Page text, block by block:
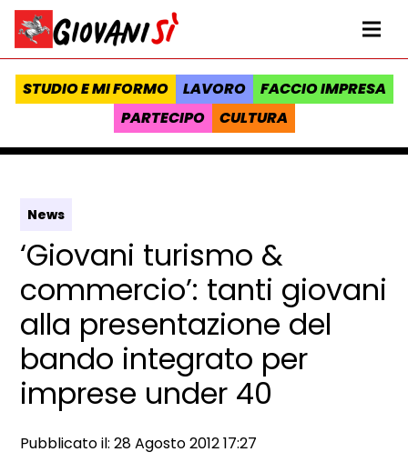
Vai al contenuto
Homepage Giovanisì - Progetto della Regione Toscana
STUDIO E MI FORMO LAVORO
FACCIO IMPRESA
PARTECIPO
CULTURA
News
‘Giovani turismo &
commercio’: tanti giovani
alla presentazione del
bando integrato per
imprese under 40
Data e ora:
Pubblicato il: 28 Agosto 2012 17:27